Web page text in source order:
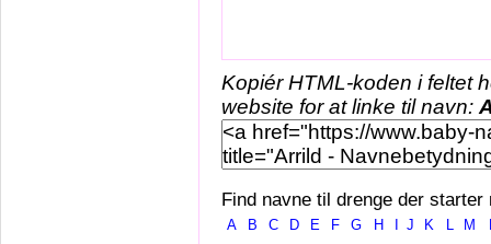
Kopiér HTML-koden i feltet
website for at linke til navn:
Find navne til drenge der starter
A B C D E F G H J K L M